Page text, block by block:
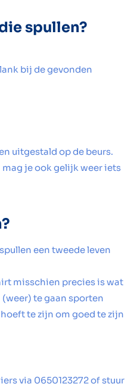
spullen?
bij de gevonden
uitgestald op de beurs.
mag je ook gelijk weer iets
een tweede leven
misschien precies is wat
te gaan sporten
te zijn om goed te zijn
via 0650123272 of stuur